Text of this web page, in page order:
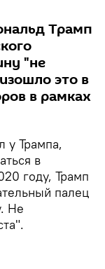
Трамп
"не
это в
в рамках
у Трампа,
в
году, Трамп
палец
Не